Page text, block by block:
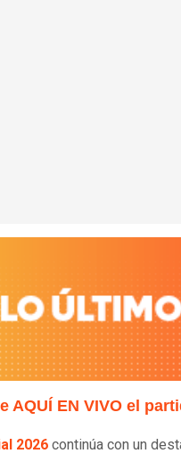
AQUÍ EN VIVO el
2026 continúa con un